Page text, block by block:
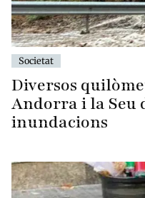
Societat
Diversos
Andorra i la Seu
inundacions